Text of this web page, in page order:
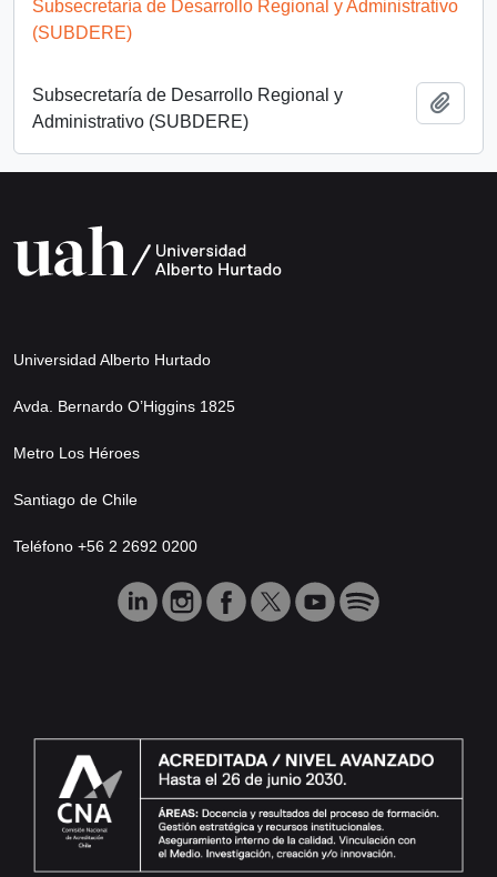
Subsecretaría de Desarrollo Regional y Administrativo
(SUBDERE)
Subsecretaría de Desarrollo Regional y
Administrativo (SUBDERE)
Universidad Alberto Hurtado
Avda. Bernardo O’Higgins 1825
Metro Los Héroes
Santiago de Chile
Teléfono +56 2 2692 0200